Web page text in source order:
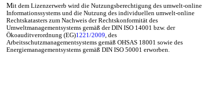
Mit dem Lizenzerwerb wird die Nutzungsberechtigung des umwelt-online
Informationssystems und die Nutzung des individuellen umwelt-online
Rechtskatasters zum Nachweis der Rechtskonformität des
Umweltmanagementsystems gemäß der DIN ISO 14001 bzw. der
Ökoauditverordnung (EG)1221/2009, des
Arbeitsschutzmanagementsystems gemäß OHSAS 18001 sowie des
Energiemanagementsystems gemäß DIN ISO 50001 erworben.